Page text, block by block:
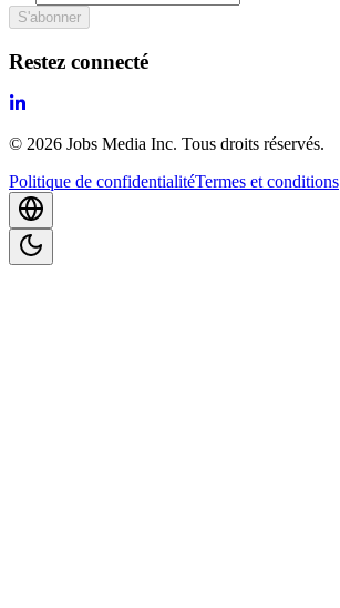
S'abonner
Restez connecté
© 2026 Jobs Media Inc. Tous droits réservés.
Politique de confidentialitéTermes et conditions